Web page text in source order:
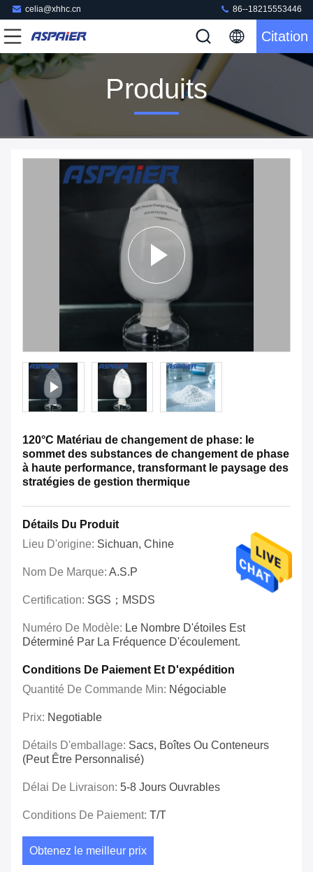
celia@xhhc.cn 86--18215553446
Citation
Produits
120°C Matériau de changement de phase: le
sommet des substances de changement de phase
à haute performance, transformant le paysage des
stratégies de gestion thermique
Détails Du Produit
Lieu D'origine: Sichuan, Chine
Nom De Marque: A.S.P
Certification: SGS；MSDS
Numéro De Modèle: Le Nombre D'étoiles Est
Déterminé Par La Fréquence D'écoulement.
Conditions De Paiement Et D'expédition
Quantité De Commande Min: Négociable
Prix: Negotiable
Détails D'emballage: Sacs, Boîtes Ou Conteneurs
(peut Être Personnalisé)
Délai De Livraison: 5-8 Jours Ouvrables
Conditions De Paiement: T/T
Obtenez le meilleur prix